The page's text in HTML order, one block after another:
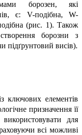
борозен, які
є: V-подібна, W-
(рис. 1). Також
борозни з
підґрунтовий висів).
ключових елементів
призначення її
для
всі можливі